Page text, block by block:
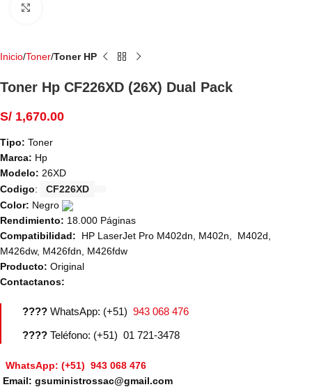
Inicio Toner Toner HP
Toner Hp CF226XD (26X) Dual Pack
S/ 1,670.00
Tipo: Toner
Marca: Hp
Modelo: 26XD
Codigo:
CF226XD
Color: Negro
Rendimiento: 18.000 Páginas
Compatibilidad: HP LaserJet Pro M402dn, M402n, M402d,
M426dw, M426fdn, M426fdw
Producto: Original
Contactanos:
???? WhatsApp: (+51) 943 068 476
???? Teléfono: (+51) 01 721-3478
WhatsApp: (+51) 943 068 476
Email: gsuministrossac@gmail.com